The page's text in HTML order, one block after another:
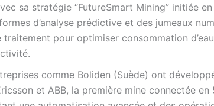
sa stratégie “FutureSmart Mining” initiée en
d’analyse prédictive et des jumeaux
traitement pour optimiser consommation
comme Boliden (Suède) ont
et ABB, la première mine connectée en